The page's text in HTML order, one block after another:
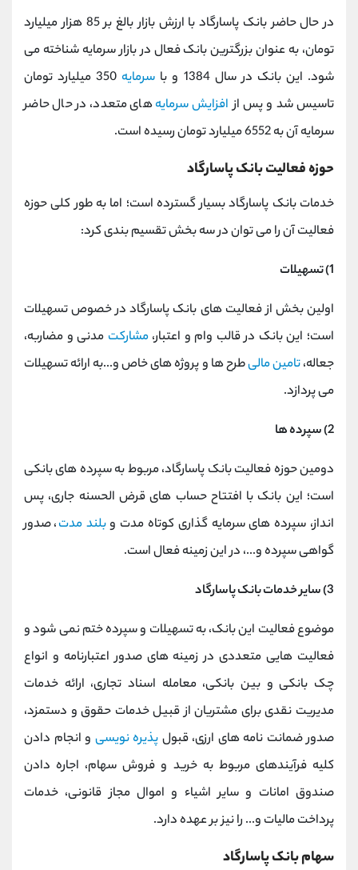
در حال حاضر بانک پاسارگاد با ارزش بازار بالغ بر 85 هزار میلیارد
تومان، به عنوان بزرگترین بانک فعال در بازار سرمایه شناخته می
شود. این بانک در سال 1384 و با
سرمایه
350 میلیارد تومان
تاسیس شد و پس ازافزایش سرمایههای متعدد، در حال حاضر
سرمایه آن به 6552 میلیارد تومان رسیده است.
حوزه فعالیت بانک پاسارگاد
خدمات بانک پاسارگاد بسیار گسترده است؛ اما به طور کلی حوزه
فعالیت آن را می توان در سه بخش تقسیم بندی کرد:
1) تسهیلات
اولین بخش از فعالیت های بانک پاسارگاد در خصوص تسهیلات
است؛ این بانک در قالب وام و اعتبار،مشارکت مدنی و مضاربه،
جعاله،تامین مالیطرح ها و پروژه های خاص و...به ارائه تسهیلات
می پردازد.
2) سپرده ها
دومین حوزه فعالیت بانک پاسارگاد، مربوط به سپرده های بانکی
است؛ این بانک با افتتاح حساب های قرض الحسنه جاری، پس
انداز، سپرده های سرمایه گذاری کوتاه مدت وبلند مدت، صدور
گواهی سپرده و...، در این زمینه فعال است.
3) سایر خدمات بانک پاسارگاد
موضوع فعالیت این بانک، به تسهیلات و سپرده ختم نمی شود و
فعالیت هایی متعددی در زمینه های صدور اعتبارنامه و انواع
چک بانکی و بین بانکی، معامله اسناد تجاری، ارائه خدمات
مدیریت نقدی برای مشتریان از قبیل خدمات حقوق و دستمزد،
صدور ضمانت نامه های ارزی، قبول پذیره نویسی و انجام دادن
کلیه فرآیندهای مربوط به خرید و فروش سهام، اجاره دادن
صندوق امانات و سایر اشیاء و اموال مجاز قانونی، خدمات
پرداخت مالیات و... را نیز بر عهده دارد.
سهام بانک پاسارگاد